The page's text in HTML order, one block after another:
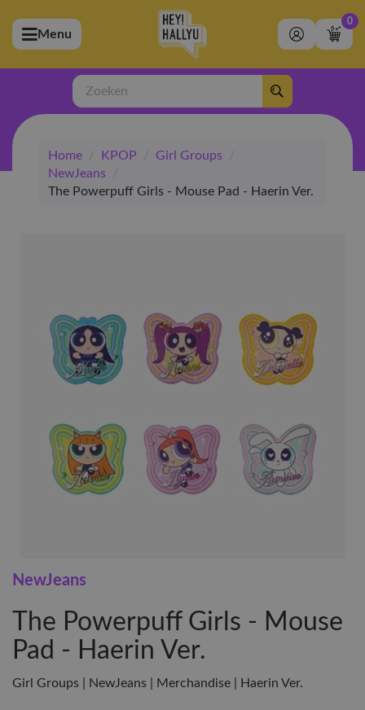
(Artiesten)
(Merchandise)
(Exclusive)
(Winkel)
Menu
0
Zoeken
Home / KPOP / Girl Groups
/
NewJeans
/
The Powerpuff Girls - Mouse Pad - Haerin Ver.
NewJeans
The Powerpuff Girls - Mouse
Pad - Haerin Ver.
Girl Groups | NewJeans | Merchandise | Haerin Ver.